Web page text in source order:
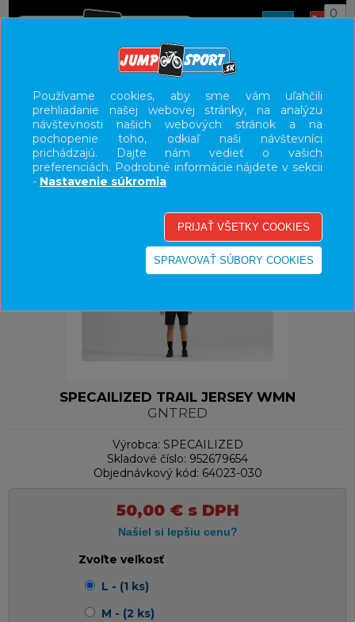
0
UŽÍVATEĽSKÝ PANEL
KATEGÓRIE
HLAVNÉ MENU
SPECAILIZED TRAIL JERSEY WMN
GNTRED
Výrobca: SPECAILIZED
Skladové číslo: 952679654
Objednávkový kód: 64023-030
50,00 €s DPH
Zvoľte veľkosť
L - (1 ks)
M - (2 ks)
Používame cookies, aby sme vám uľahčili
prehliadanie našej webovej stránky, na analýzu
návštevnosti našich webových stránok a na
pochopenie toho, odkiaľ naši návštevníci
prichádzajú. Dajte nám vedieť o vašich
preferenciách. Podrobné informácie nájdete v sekcii
- Nastavenie súkromia